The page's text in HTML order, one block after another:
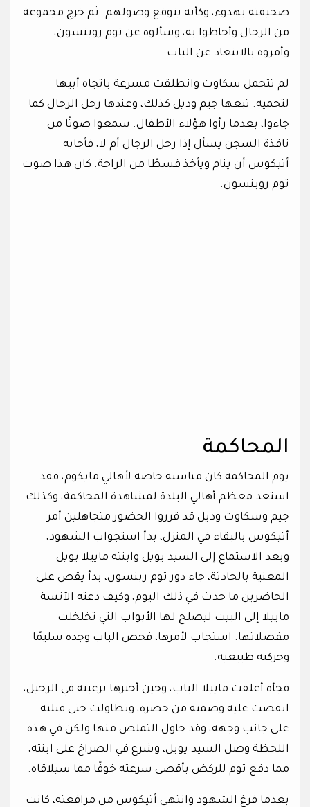
صحيفته بهدوء، وكأنه يتوقع وصولهم. ثم خرج مجموعة
من الرجال وأحاطوا به، وسألوه عن توم روبنسون،
وأمروه بالابتعاد عن الباب.
لم تتحمل سكاوت وانطلقت مسرعة باتجاه أبيها
لتحميه. تبعها جيم وديل كذلك، وعندها رحل الرجال كما
جاءوا، بعدما رأوا هؤلاء الأطفال. سمعوا صوتًا من
نافذة السجن يسأل إذا رحل الرجال أم لا، فأجابه
أتيكوس أن ينام ويأخذ قسطًا من الراحة. كان هذا صوت
توم روبنسون.
المحاكمة
يوم المحاكمة كان مناسبة خاصة لأهالي مايكوم، فقد
استعد معظم أهالي البلدة لمشاهدة المحاكمة، وكذلك
جيم وسكاوت وديل قد قرروا الحضور متجاهلين أمر
أتيكوس بالبقاء في المنزل، بدأ استجواب الشهود،
وبعد الاستماع إلى السيد يويل وابنته ماييلا يويل
المعنية بالحادثة، جاء دور توم ربنسون، بدأ يقص على
الحاضرين ما حدث في ذلك اليوم، وكيف دعته الآنسة
ماييلا إلى البيت ليصلح لها الأبواب التي تخلخلت
مفصلاتها. استجاب لأمرها، فحص الباب وجده سليمًا
وحركته طبيعية.
فجأة أغلقت ماييلا الباب، وحين أخبرها برغبته في الرحيل،
انقضت عليه وضمته من خصره، وتطاولت حتى قبلته
على جانب وجهه، وقد حاول التملص منها ولكن في هذه
اللحظة وصل السيد يويل، وشرع في الصراخ على ابنته،
مما دفع توم للركض بأقصى سرعته خوفًا مما سيلاقاه.
بعدما فرغ الشهود وانتهى أتيكوس من مرافعته، كانت